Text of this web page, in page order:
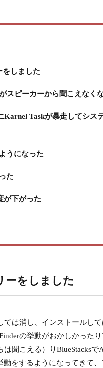
をしました
スピーカーから聞こえなく
Karnel Taskが暴走してシス
うになった
た
が下がった
ーをしました
は消し、インストールし
の挙動がおかしかった
聞こえる）りBlueStacks
をするようになってきて